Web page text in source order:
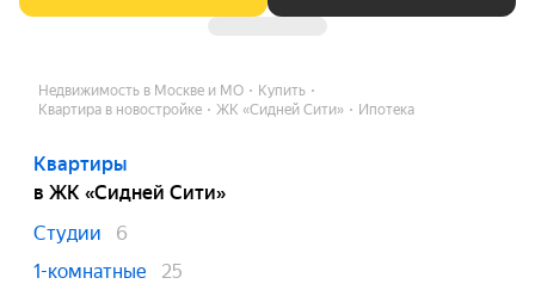
Недвижимость в Москве и МО
Купить
Квартира в новостройке
ЖК «Сидней Сити» Ипотека
Квартиры
в ЖК «Сидней Сити»
Студии
6
1-комнатные
25